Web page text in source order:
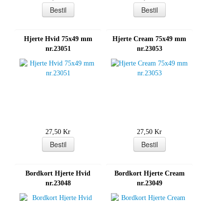
Hjerte Hvid 75x49 mm
nr.23051
27,50 Kr
Hjerte Cream 75x49 mm
nr.23053
27,50 Kr
Bordkort Hjerte Hvid
nr.23048
Bordkort Hjerte Cream
nr.23049